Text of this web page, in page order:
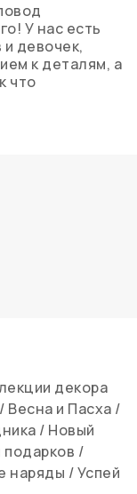
У нас есть
девочек,
к деталям, а
что
декора
/ Весна и Пасха /
/ Новый
/
наряды /Успей